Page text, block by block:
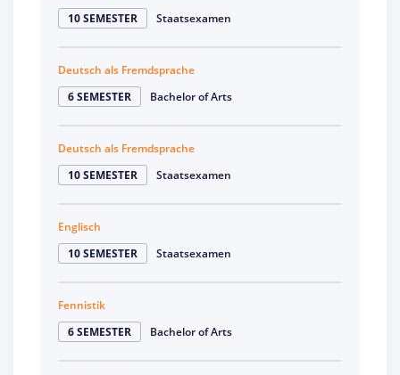
10 SEMESTER
Staatsexamen
Deutsch als Fremdsprache
6 SEMESTER
Bachelor of Arts
Deutsch als Fremdsprache
10 SEMESTER
Staatsexamen
Englisch
10 SEMESTER
Staatsexamen
Fennistik
6 SEMESTER
Bachelor of Arts